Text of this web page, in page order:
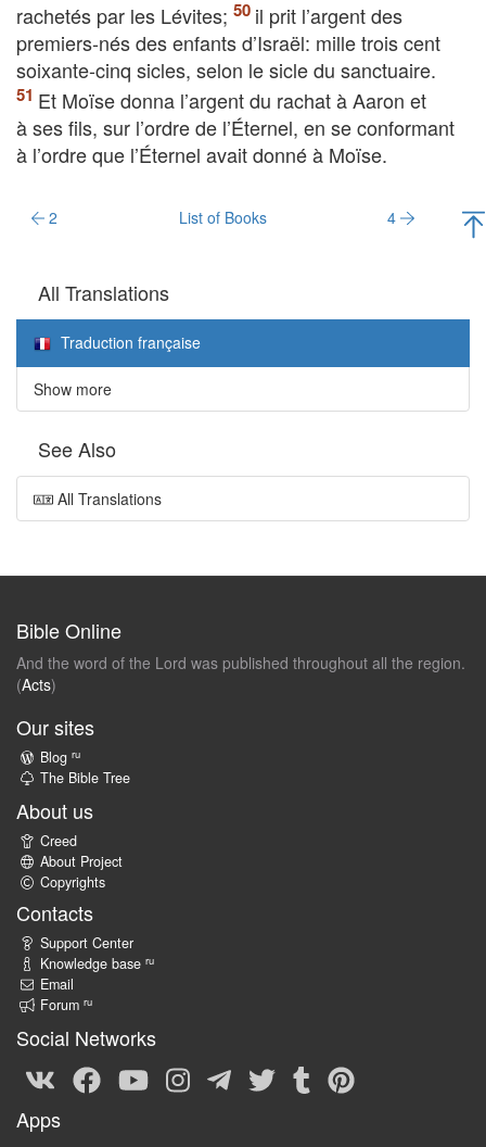
rachetés par les Lévites;
il prit l’argent des
premiers-nés des enfants d’Israël: mille trois cent
soixante-cinq sicles, selon le sicle du sanctuaire.
Et Moïse donna l’argent du rachat à Aaron et
à ses fils, sur l’ordre de l’Éternel, en se conformant
à l’ordre que l’Éternel avait donné à Moïse.
2 List of Books 4
All Translations
Traduction française
Show more
See Also
All Translations
Bible Online
And the word of the Lord was published throughout all the region.
(Acts)
Our sites
Blog ru
The Bible Tree
About us
Creed
About Project
Copyrights
Contacts
Support Center
Knowledge base ru
Email
Forum ru
Social Networks
Apps